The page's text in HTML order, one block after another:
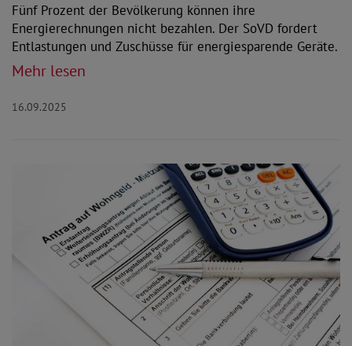
Fünf Prozent der Bevölkerung können ihre
Energierechnungen nicht bezahlen. Der SoVD fordert
Entlastungen und Zuschüsse für energiesparende Geräte.
Mehr lesen
16.09.2025